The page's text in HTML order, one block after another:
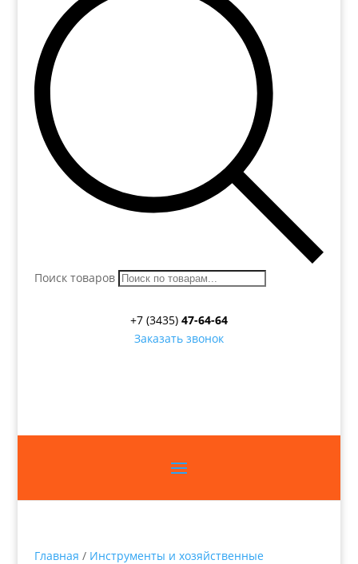
Поиск товаров
+7 (3435) 47-64-64
Заказать звонок
Главная / Инструменты и хозяйственные